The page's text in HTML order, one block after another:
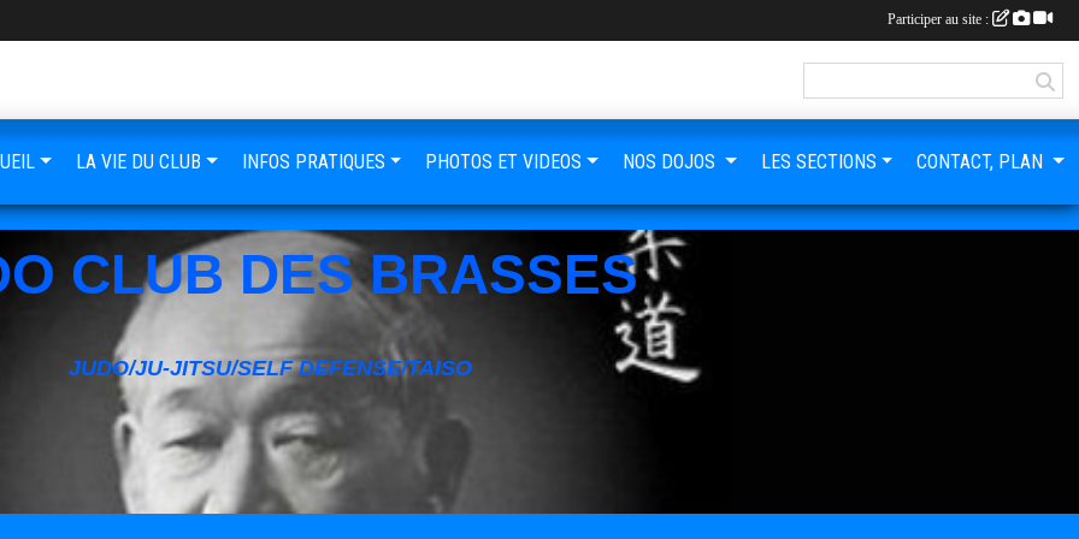
CLUB DES BRASSES
JUDO/JU-JITSU/SELF DEFENSE/TAISO
LA VIE DU CLUB INFOS PRATIQUES PHOTOS ET VIDEOS NOS DOJOS LES SECTIONS CONTACT, PLAN
Participer au site :